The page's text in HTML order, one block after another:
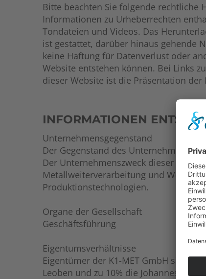
Bitte beachten Sie folgende rechtliche
Informationen zu Urheberrechten
Tondateien und Videos. Das
ist gestattet, darüber hinaus gehende
keine Haftung für Datenverlust oder
Website entstehen können. Bei Links
dieser Website ist die Präsentation der
INFORMATIONEN
Unternehmensgegenstand
Der Gegenstand des Unternehmens
Der Unternehmenszweck dieser
Metallweiterverarbeitung und
Produktionstechnologien.
Organe der Gesellschaft
Geschäftsführung
Eigentumsverhältnisse
Eigentümer der K1-MET GmbH sind
Leoben und zu 10% die Johannes